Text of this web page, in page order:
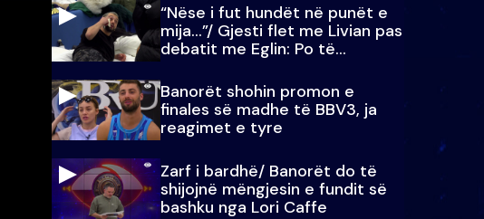
“Nëse i fut hundët në punët e
mija…”/ Gjesti flet me Livian pas
debatit me Eglin: Po të
paralajmëroj
Banorët shohin promon e
finales së madhe të BBV3, ja
reagimet e tyre
Zarf i bardhë/ Banorët do të
shijojnë mëngjesin e fundit së
bashku nga Lori Caffe